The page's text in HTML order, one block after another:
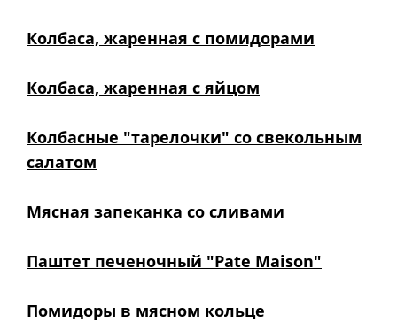
Колбаса, жаренная с помидорами
Колбаса, жаренная с яйцом
Колбасные "тарелочки" со свекольным
салатом
Мясная запеканка со сливами
Паштет печеночный "Pate Maison"
Помидоры в мясном кольце